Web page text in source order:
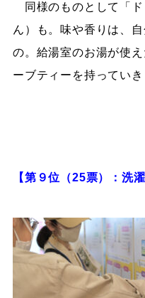
同様のものとして「ド
ん）も。味や香りは、
の。給湯室のお湯が使
ーブティーを持っていき
【第９位（25票）：洗